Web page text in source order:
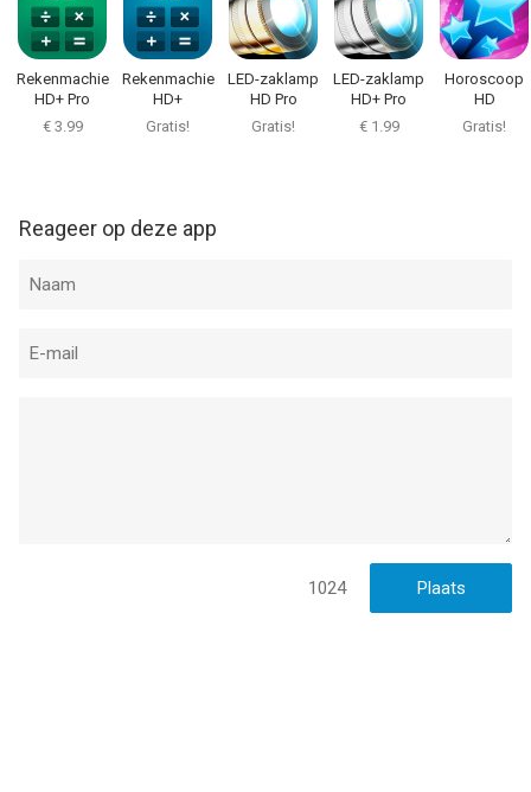
Rekenmachie
HD+ Pro
€ 3.99
Rekenmachie
HD+
Gratis!
LED-zaklamp
HD Pro
Gratis!
LED-zaklamp
HD+ Pro
€ 1.99
Horoscoop
HD
Gratis!
Reageer op deze app
1024